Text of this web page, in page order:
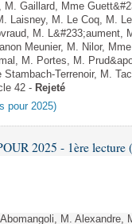
M. Gaillard, Mme
Laisney, M. Le Coq, M.
M. L&#233;aument,
Meunier, M. Nilor,
M. Portes, M.
Terrenoir, M.
42 - Rejeté
pour 2025)
2025 - 1ère lecture
M. Alexandre,